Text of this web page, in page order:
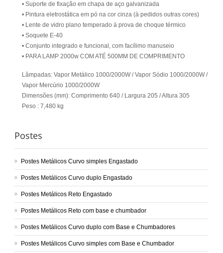
• Suporte de fixação em chapa de aço galvanizada
• Pintura eletrostática em pó na cor cinza (à pedidos outras cores)
• Lente de vidro plano temperado à prova de choque térmico
• Soquete E-40
• Conjunto integrado e funcional, com facílimo manuseio
• PARA LAMP 2000w COM ATÉ 500MM DE COMPRIMENTO
Lâmpadas: Vapor Metálico 1000/2000W / Vapor Sódio 1000/2000W /
Vapor Mercúrio 1000/2000W
Dimensões (mm): Comprimento 640 / Largura 205 / Altura 305
Peso : 7,480 kg
Postes
Postes Metálicos Curvo simples Engastado
Postes Metálicos Curvo duplo Engastado
Postes Metálicos Reto Engastado
Postes Metálicos Reto com base e chumbador
Postes Metálicos Curvo duplo com Base e Chumbadores
Postes Metálicos Curvo simples com Base e Chumbador